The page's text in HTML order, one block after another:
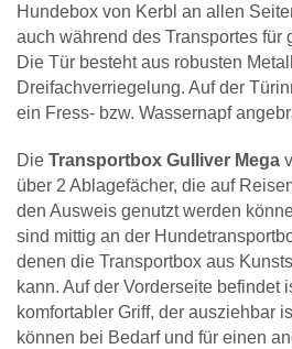
Hundebox von Kerbl an allen
auch während des Transportes für
Die Tür besteht aus robusten
Dreifachverriegelung. Auf der
ein Fress- bzw. Wassernapf
Die Transportbox Gulliver Mega
über 2 Ablagefächer, die auf
den Ausweis genutzt werden
sind mittig an der
denen die Transportbox aus
kann. Auf der Vorderseite befindet
komfortabler Griff, der ausziehbar
können bei Bedarf und für einen